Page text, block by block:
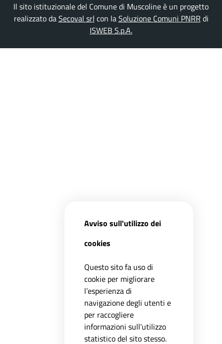
Il sito istituzionale del Comune di Muscoline è un progetto
realizzato daSecoval srl con laSoluzione Comuni PNRR di
ISWEB S.p.A.
Avviso sull'utilizzo dei
cookies
Questo sito fa uso di
cookie per migliorare
l’esperienza di
navigazione degli utenti e
per raccogliere
informazioni sull’utilizzo
statistico del sito stesso.